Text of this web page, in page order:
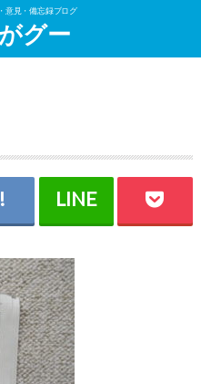
意見・備忘録ブログ
グー